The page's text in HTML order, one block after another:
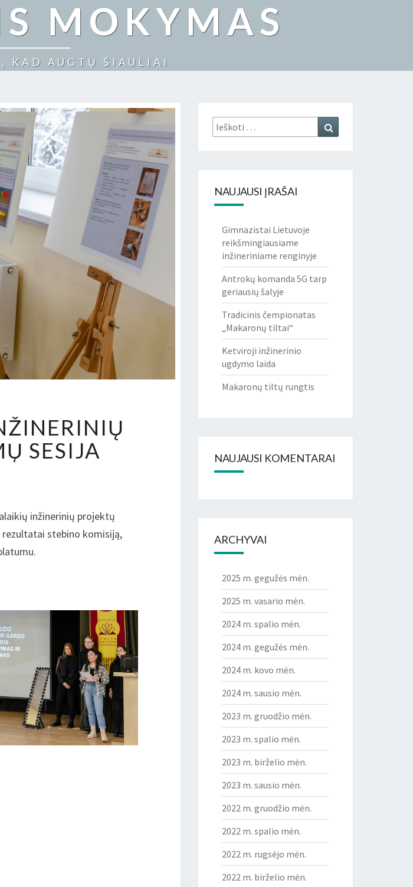
MOKYMAS
KAD AUGTŲ ŠIAULIAI
SESIJA
inžinerinių projektų
stebino komisiją,
Ieškoti:
NAUJAUSI ĮRAŠAI
Gimnazistai Lietuvoje
reikšmingiausiame
inžineriniame renginyje
Antrokų komanda 5G tarp
geriausių šalyje
Tradicinis čempionatas
„Makaronų tiltai“
Ketviroji inžinerinio
ugdymo laida
Makaronų tiltų rungtis
NAUJAUSI KOMENTARAI
ARCHYVAI
2025 m. gegužės mėn.
2025 m. vasario mėn.
2024 m. spalio mėn.
2024 m. gegužės mėn.
2024 m. kovo mėn.
2024 m. sausio mėn.
2023 m. gruodžio mėn.
2023 m. spalio mėn.
2023 m. birželio mėn.
2023 m. sausio mėn.
2022 m. gruodžio mėn.
2022 m. spalio mėn.
2022 m. rugsėjo mėn.
2022 m. birželio mėn.